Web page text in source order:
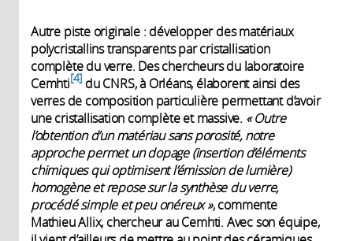
Autre piste originale : développer des matériaux
polycristallins transparents par cristallisation
complète du verre. Des chercheurs du laboratoire
Cemhti 4 du CNRS, à Orléans, élaborent ainsi des
verres de composition particulière permettant d’avoir
une cristallisation complète et massive. « Outre
l’obtention d’un matériau sans porosité, notre
approche permet un dopage (insertion d’éléments
chimiques qui optimisent l’émission de lumière)
homogène et repose sur la synthèse du verre,
procédé simple et peu onéreux », commente
Mathieu Allix, chercheur au Cemhti. Avec son équipe,